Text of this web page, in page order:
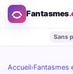
Fantasmes
Sans
Accueil›Fantasmes